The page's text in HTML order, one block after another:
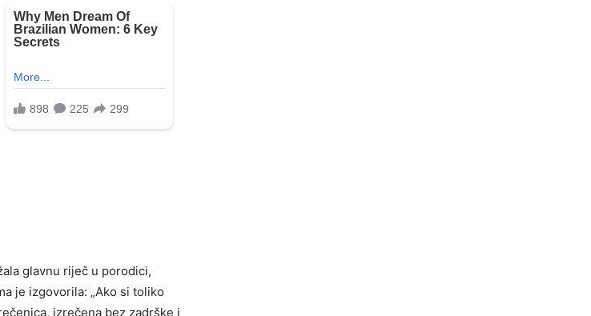
glavnu riječ u porodici,
je izgovorila: „Ako si toliko
izrečena bez zadrške i